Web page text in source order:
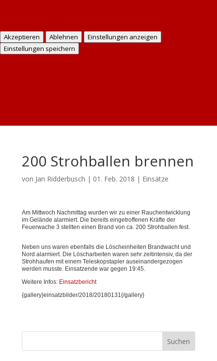
Akzeptieren Ablehnen
Einstellungen anzeigen
Einstellungen speichern
200 Strohballen brennen
von Jan Ridderbusch | 01. Feb. 2018 | Einsätze
Am Mittwoch Nachmittag wurden wir zu einer Rauchentwicklung
im Gelände alarmiert. Die bereits eingetroffenen Kräfte der
Feuerwache 3 stellten einen Brand von ca. 200 Strohballen fest.
Neben uns waren ebenfalls die Löscheinheiten Brandwacht und
Nord alarmiert. Die Löscharbeiten waren sehr zeitintensiv, da der
Strohhaufen mit einem Teleskopstapler auseinandergezogen
werden musste. Einsatzende war gegen 19:45.
Weitere Infos: Einsatzbericht
{gallery}einsatzbilder/2018/20180131{/gallery}
Suchen